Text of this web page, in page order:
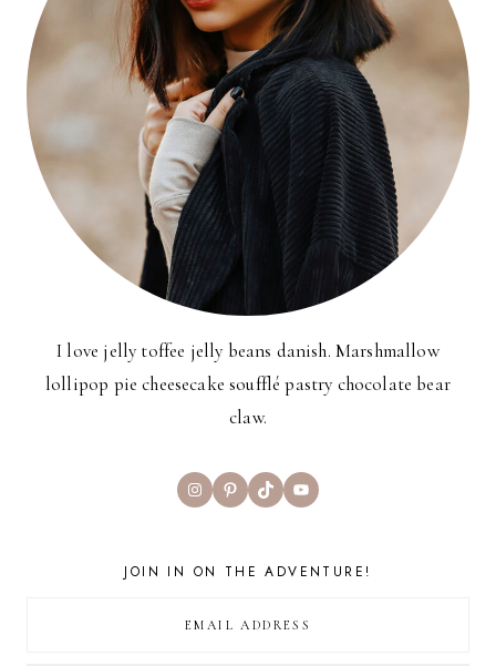
I love jelly toffee jelly beans danish. Marshmallow
lollipop pie cheesecake soufflé pastry chocolate bear
claw.
InstagramPinterest
TikTokYouTube
JOIN IN ON THE ADVENTURE!